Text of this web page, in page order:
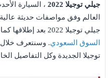
جيلي توجيلا 2022
، السيارة
العالم وفق مواصفات حديثة
جيلي توجيلا 2022 بعد إطلاقها كما بدأ البحث عن وصول السيارة إلى
السوق السعودي. وسنتعرف
توجيلا الجديدة وكل التفاصيل